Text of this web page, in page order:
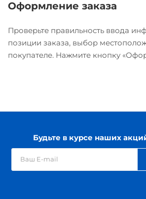
Оформление заказа
Проверьте правильность ввода
позиции заказа, выбор
покупателе. Нажмите кнопку
Будьте в курсе наших